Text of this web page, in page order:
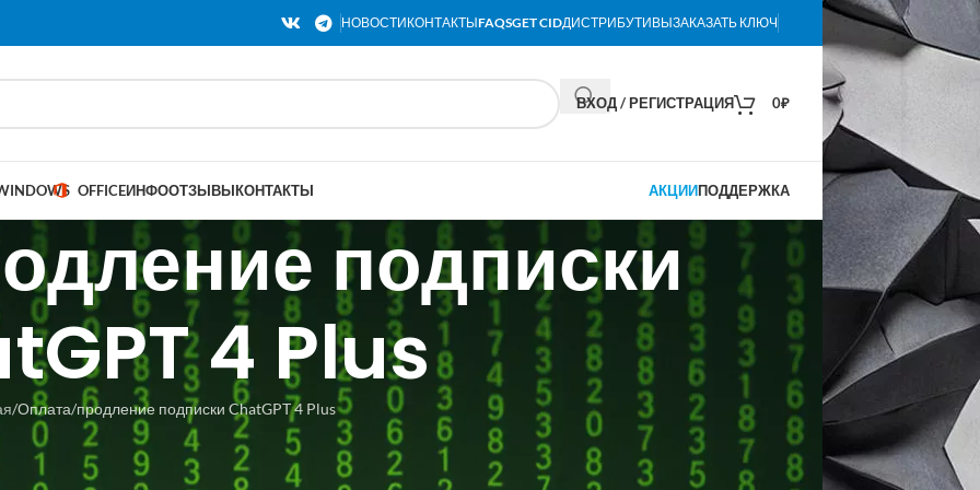
НОВОСТИКОНТАКТЫFAQSGET CIDДИСТРИБУТИВЫЗАКАЗАТЬ КЛЮЧ
ВХОД / РЕГИСТРАЦИЯ 0₽
OFFICEИНФООТЗЫВЫКОНТАКТЫ АКЦИИПОДДЕРЖКА
подписки
4 Plus
Оплата/продление подписки ChatGPT 4 Plus
& PLUS ПОДПИСКА ИЛИ ПРОДЛЕНИЕ БЕЗ ВХОДА